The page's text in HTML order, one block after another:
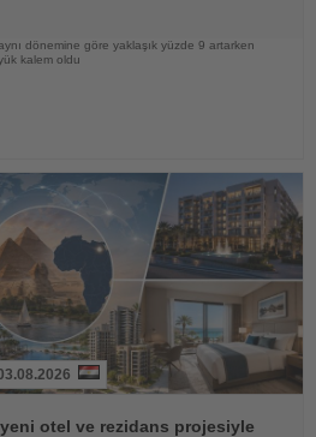
dönemine göre yaklaşık yüzde 9 artarken
kalem oldu
otel ve rezidans projesiyle